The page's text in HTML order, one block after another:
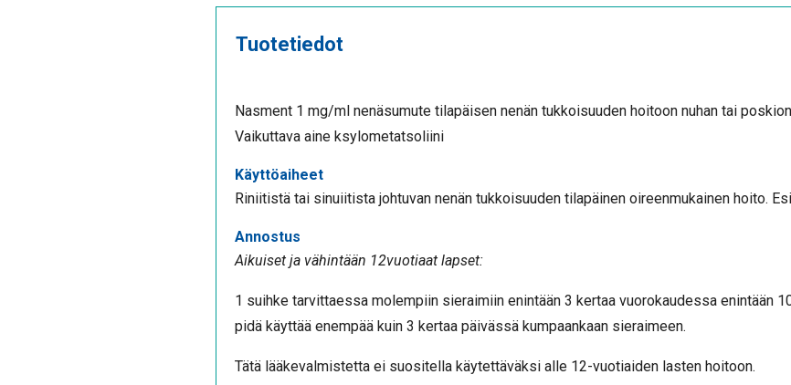
Tuotetiedot
Nasment 1 mg/ml nenäsumute tilapäisen nenän tukkoisuuden hoitoon nuhan tai
Vaikuttava aine ksylometatsoliini
Käyttöaiheet
Riniitistä tai sinuiitista johtuvan nenän tukkoisuuden tilapäinen oireenmukainen hoito.
Annostus
Aikuiset ja vähintään 12vuotiaat lapset:
1 suihke tarvittaessa molempiin sieraimiin enintään 3 kertaa vuorokaudessa enintään
pidä käyttää enempää kuin 3 kertaa päivässä kumpaankaan sieraimeen.
Tätä lääkevalmistetta ei suositella käytettäväksi alle 12-vuotiaiden lasten hoitoon.